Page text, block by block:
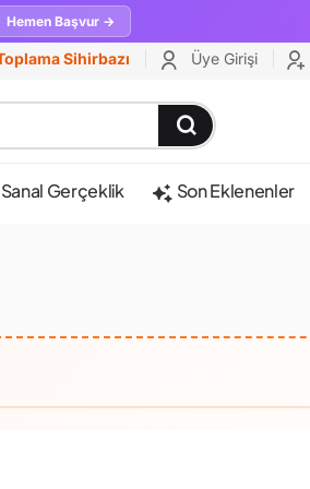
Hemen Başvur →
Sihirbazı Üye Girişi
Sanal Gerçeklik Son Eklenenler